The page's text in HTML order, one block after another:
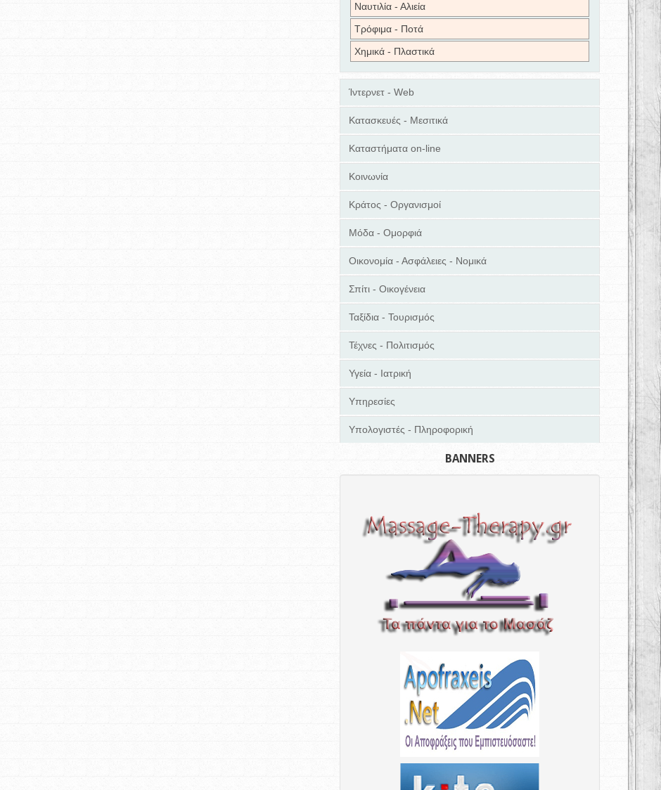
Ναυτιλία - Αλιεία
Τρόφιμα - Ποτά
Χημικά - Πλαστικά
Ίντερνετ - Web
Κατασκευές - Μεσιτικά
Καταστήματα on-line
Κοινωνία
Κράτος - Οργανισμοί
Μόδα - Ομορφιά
Οικονομία - Ασφάλειες - Νομικά
Σπίτι - Οικογένεια
Ταξίδια - Τουρισμός
Τέχνες - Πολιτισμός
Υγεία - Ιατρική
Υπηρεσίες
Υπολογιστές - Πληροφορική
BANNERS